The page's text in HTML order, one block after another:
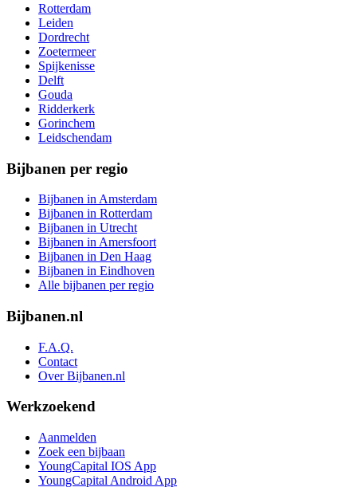
Rotterdam
Leiden
Dordrecht
Zoetermeer
Spijkenisse
Delft
Gouda
Ridderkerk
Gorinchem
Leidschendam
Bijbanen per regio
Bijbanen in Amsterdam
Bijbanen in Rotterdam
Bijbanen in Utrecht
Bijbanen in Amersfoort
Bijbanen in Den Haag
Bijbanen in Eindhoven
Alle bijbanen per regio
Bijbanen.nl
F.A.Q.
Contact
Over Bijbanen.nl
Werkzoekend
Aanmelden
Zoek een bijbaan
YoungCapital IOS App
YoungCapital Android App